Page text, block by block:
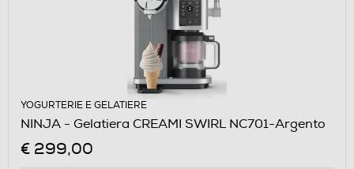
YOGURTERIE E GELATIERE
NINJA - Gelatiera CREAMI SWIRL NC701-Argento
€ 299,00